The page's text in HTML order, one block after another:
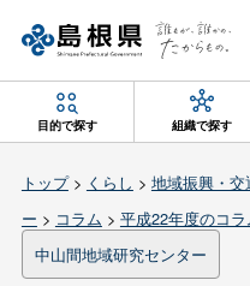
目的で探す 組織で探す
トップ> くらし > 地域振興・交
ー > コラム > 平成22年度のコラ
中山間地域研究センター